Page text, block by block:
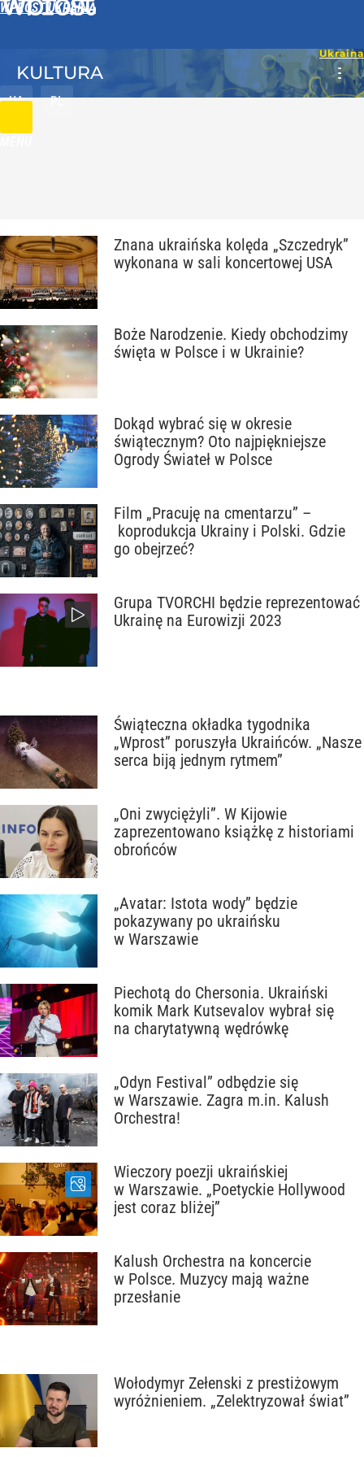
WPROST UKRAINA
UA PL
KULTURA
Znana ukraińska kolęda „Szczedryk”
wykonana w sali koncertowej USA
Boże Narodzenie. Kiedy obchodzimy
święta w Polsce i w Ukrainie?
Dokąd wybrać się w okresie
świątecznym? Oto najpiękniejsze
Ogrody Świateł w Polsce
Film „Pracuję na cmentarzu” –
koprodukcja Ukrainy i Polski. Gdzie
go obejrzeć?
Grupa TVORCHI będzie reprezentować
Ukrainę na Eurowizji 2023
Świąteczna okładka tygodnika
„Wprost” poruszyła Ukraińców. „Nasze
serca biją jednym rytmem”
„Oni zwyciężyli”. W Kijowie
zaprezentowano książkę z historiami
obrońców
„Avatar: Istota wody” będzie
pokazywany po ukraińsku
w Warszawie
Piechotą do Chersonia. Ukraiński
komik Mark Kutsevalov wybrał się
na charytatywną wędrówkę
„Odyn Festival” odbędzie się
w Warszawie. Zagra m.in. Kalush
Orchestra!
Wieczory poezji ukraińskiej
w Warszawie. „Poetyckie Hollywood
jest coraz bliżej”
Kalush Orchestra na koncercie
w Polsce. Muzycy mają ważne
przesłanie
Wołodymyr Zełenski z prestiżowym
wyróżnieniem. „Zelektryzował świat”